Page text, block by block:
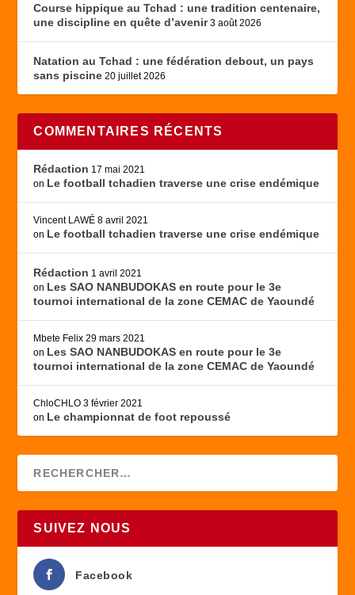
Course hippique au Tchad : une tradition centenaire,
une discipline en quête d’avenir 3 août 2026
Natation au Tchad : une fédération debout, un pays
sans piscine 20 juillet 2026
COMMENTAIRES RÉCENTS
Rédaction 17 mai 2021
on Le football tchadien traverse une crise endémique
Vincent LAWÉ 8 avril 2021
on Le football tchadien traverse une crise endémique
Rédaction 1 avril 2021
on Les SAO NANBUDOKAS en route pour le 3e
tournoi international de la zone CEMAC de Yaoundé
Mbete Felix 29 mars 2021
on Les SAO NANBUDOKAS en route pour le 3e
tournoi international de la zone CEMAC de Yaoundé
ChloCHLO 3 février 2021
on Le championnat de foot repoussé
SUIVEZ NOUS
Facebook